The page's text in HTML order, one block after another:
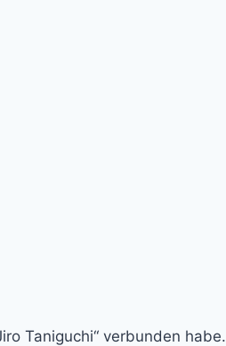
Taniguchi“ verbunden habe.